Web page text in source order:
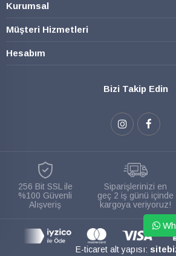
Kurumsal
Müşteri Hizmetleri
Hesabım
Bizi Takip Edin
256 Bit SSL ile
%100 Güvenli
Alışveriş
Siparişlerinizi en
geç 2 iş günü içinde
kargoya veriyoruz!
E-ticaret alt yapısı: